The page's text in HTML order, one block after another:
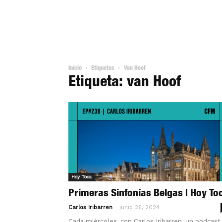
Inicio Etiquetas Van Hoof
Etiqueta: van Hoof
Hoy Toca
Primeras Sinfonías Belgas | Hoy
Carlos Iribarren - junio 26, 2024